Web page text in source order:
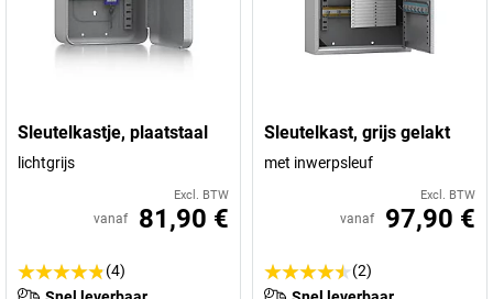
Sleutelkastje, plaatstaal
lichtgrijs
Excl. BTW
vanaf 81,90 €
(4)
Sleutelkast, grijs gelakt
met inwerpsleuf
Excl. BTW
vanaf 97,90 €
(2)